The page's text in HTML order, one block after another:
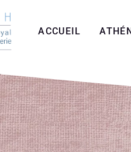
ACCUEIL